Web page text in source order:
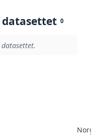
datasettet 0